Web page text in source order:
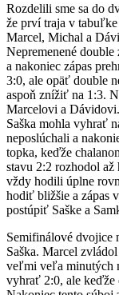
Rozdelili sme sa do
že prví traja v
Marcel, Michal a
Nepremenené
a nakoniec zápas
3:0, ale opäť double
aspoň znížiť na 1:3.
Marcelovi a
Saška mohla vyhrať
neposlúchali a
topka, keďže
stavu 2:2 rozhodol
vždy hodili úplne
hodiť bližšie a zápas
postúpiť Saške a
Semifinálové dvojice
Saška. Marcel
veľmi veľa minutých
vyhrať 2:0, ale keďže